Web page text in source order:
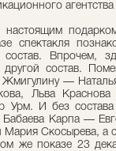
агентства
настоящим
спектакля
Впрочем,
другой состав.
Жмигулину —
Льва
И без состава
Бабаева Карпа —
Скосырева, а
же показе 23